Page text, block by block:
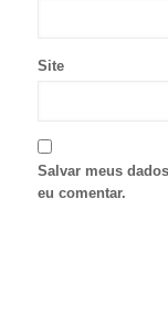
Site
Salvar meus
eu comentar.